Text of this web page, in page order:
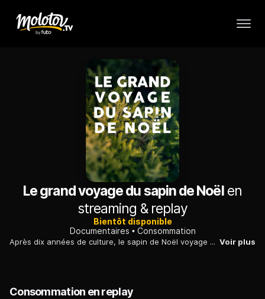
Le grand voyage du sapin de Noëlen
streaming & replay
Bientôt disponible
Documentaires
Consommation
Après dix années de culture, le sapin de Noël voyage à travers l'Europe, depuis les forêts géorgiennes jusqu'au Danemark, en passant par le Morvan. Voir plus
Consommation en replay